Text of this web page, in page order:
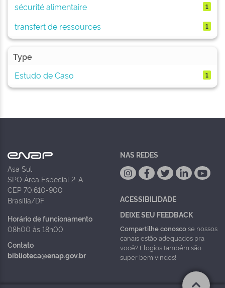
sécurité alimentaire 1
transfert de ressources 1
Type
Estudo de Caso
1
Asa Sul
SPO Área Especial 2-A
CEP 70.610-900
Brasília/DF
Horário de funcionamento
08h00 às 18h00
Contato
biblioteca@enap.gov.br
NAS REDES
ACESSIBILIDADE
DEIXE SEU FEEDBACK
Compartilhe conoscose nossos
canais estão adequados pra
você? Elogios também são
super bem vindos!